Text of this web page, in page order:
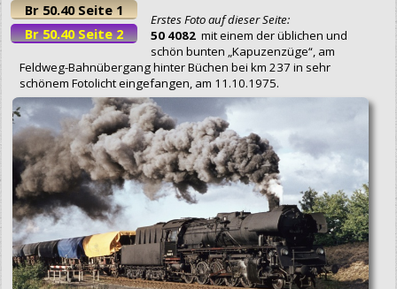
Br 50.40 Seite 1
Br 50.40 Seite 2
Erstes Foto auf dieser Seite:
50 4082mit einem der üblichen und
schön bunten „Kapuzenzüge“, am
Feldweg-Bahnübergang hinter Büchen bei km 237 in sehr
schönem Fotolicht eingefangen, am 11.10.1975.